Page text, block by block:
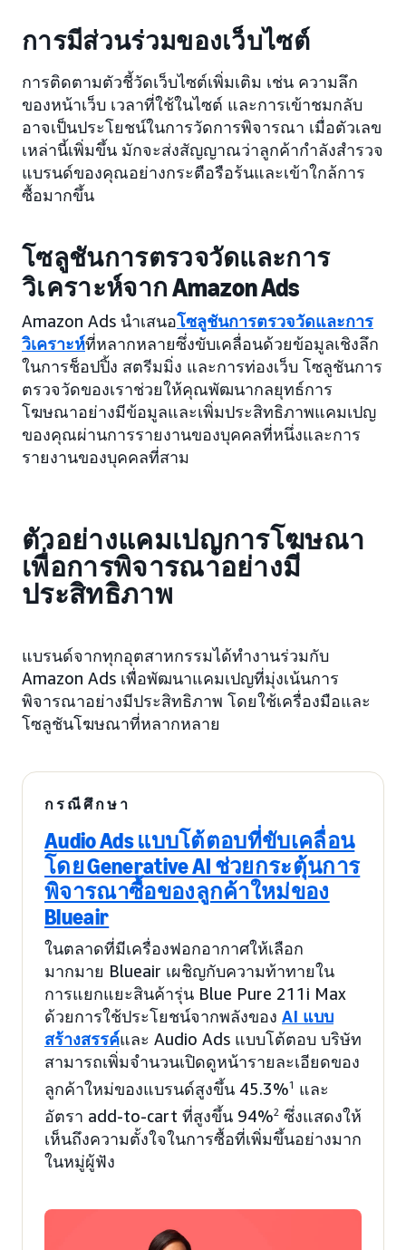
การมีส่วนร่วมของเว็บไซต์
การติดตามตัวชี้วัดเว็บไซต์เพิ่มเติม เช่น ความลึก
ของหน้าเว็บ เวลาที่ใช้ในไซต์ และการเข้าชมกลับ
อาจเป็นประโยชน์ในการวัดการพิจารณา เมื่อตัวเลข
เหล่านี้เพิ่มขึ้น มักจะส่งสัญญาณว่าลูกค้ากำลังสำรวจ
แบรนด์ของคุณอย่างกระตือรือร้นและเข้าใกล้การ
ซื้อมากขึ้น
โซลูชันการตรวจวัดและการ
วิเคราะห์จาก Amazon Ads
Amazon Ads นำเสนอโซลูชันการตรวจวัดและการ
วิเคราะห์ที่หลากหลายซึ่งขับเคลื่อนด้วยข้อมูลเชิงลึก
ในการช็อปปิ้ง สตรีมมิ่ง และการท่องเว็บ โซลูชันการ
ตรวจวัดของเราช่วยให้คุณพัฒนากลยุทธ์การ
โฆษณาอย่างมีข้อมูลและเพิ่มประสิทธิภาพแคมเปญ
ของคุณผ่านการรายงานของบุคคลที่หนึ่งและการ
รายงานของบุคคลที่สาม
ตัวอย่างแคมเปญการโฆษณา
เพื่อการพิจารณาอย่างมี
ประสิทธิภาพ
แบรนด์จากทุกอุตสาหกรรมได้ทำงานร่วมกับ
Amazon Ads เพื่อพัฒนาแคมเปญที่มุ่งเน้นการ
พิจารณาอย่างมีประสิทธิภาพ โดยใช้เครื่องมือและ
โซลูชันโฆษณาที่หลากหลาย
กรณีศึกษา
Audio Ads แบบโต้ตอบที่ขับเคลื่อน
โดย Generative AI ช่วยกระตุ้นการ
พิจารณาซื้อของลูกค้าใหม่ของ
Blueair
ในตลาดที่มีเครื่องฟอกอากาศให้เลือก
มากมาย Blueair เผชิญกับความท้าทายใน
การแยกแยะสินค้ารุ่น Blue Pure 211i Max
ด้วยการใช้ประโยชน์จากพลังของ AI แบบ
สร้างสรรค์และ Audio Ads แบบโต้ตอบ บริษัท
สามารถเพิ่มจำนวนเปิดดูหน้ารายละเอียดของ
ลูกค้าใหม่ของแบรนด์สูงขึ้น 45.3%1
และ
อัตรา add-to-cart ที่สูงขึ้น 94%2 ซึ่งแสดงให้
เห็นถึงความตั้งใจในการซื้อที่เพิ่มขึ้นอย่างมาก
ในหมู่ผู้ฟัง